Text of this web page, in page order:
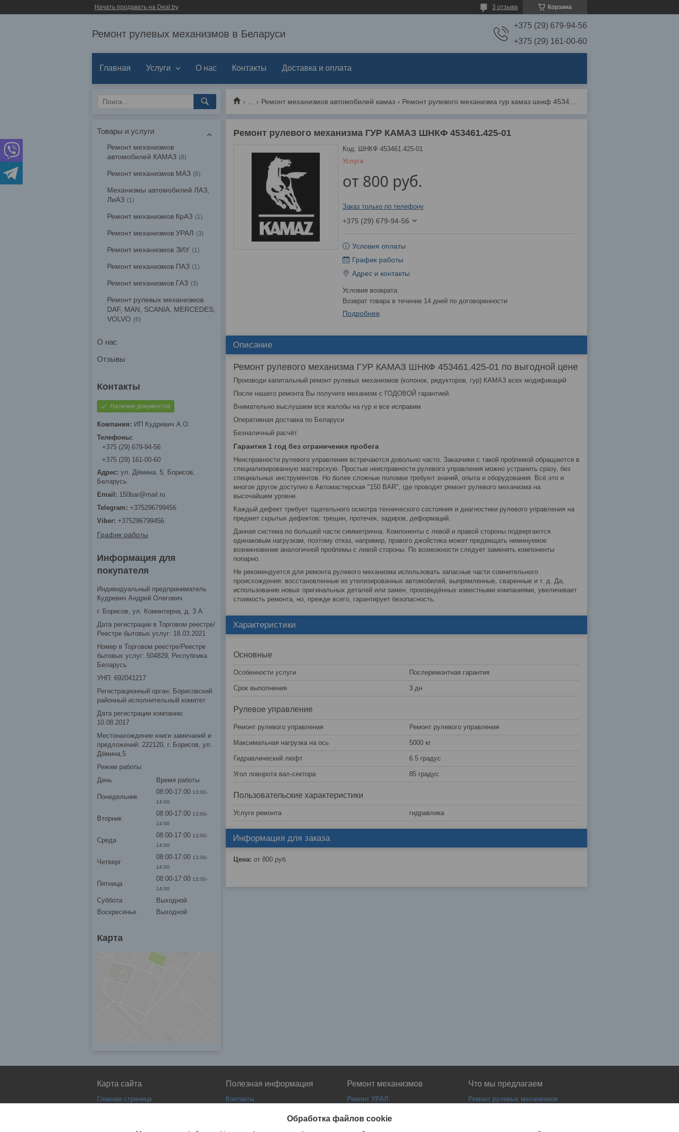
Начать продавать на Deal.by Корзина
3 отзыва
Ремонт рулевых механизмов в Беларуси
+375 (29) 679-94-56
+375 (29) 161-00-60
Главная Услуги О нас Контакты Доставка и оплата
Ремонт механизмов автомобилей камаз
Ремонт рулевого механизма ГУР КАМАЗ ШНКФ 453461.425-01
Услуга
Код: ШНКФ 453461.425-01
от 800 руб.
Заказ только по телефону
+375 (29) 679-94-56
Условия оплаты
График работы
Адрес и контакты
возврат товара в течение 14 дней по договоренности
Подробнее
Описание
Ремонт рулевого механизма ГУР КАМАЗ ШНКФ 453461.425-01 по выгодной цене
Производи капитальный ремонт рулевых механизмов (колонок, редукторов, гур) КАМАЗ всех модификаций
После нашего ремонта Вы получите механизм с ГОДОВОЙ гарантией.
Внимательно выслушаем все жалобы на гур и все исправим
Оперативная доставка по Беларуси
Безналичный расчёт
Гарантия 1 год без ограничения пробега
Неисправности рулевого управления встречаются довольно часто. Заказчики с такой проблемой обращаются в
специализированную мастерскую. Простые неисправности рулевого управления можно устранить сразу, без
специальных инструментов. Но более сложные поломки требуют знаний, опыта и оборудования. Всё это и
многое другое доступно в Автомастерская "150 BAR", где проводят ремонт рулевого механизма на
высочайшем уровне.
Каждый дефект требует тщательного осмотра технического состояния и диагностики рулевого управления на
предмет скрытых дефектов: трещин, протечек, задиров, деформаций.
Данная система по большей части симметрична. Компоненты с левой и правой стороны подвергаются
одинаковым нагрузкам, поэтому отказ, например, правого джойстика может предвещать неминуемое
возникновение аналогичной проблемы с левой стороны. По возможности следует заменять компоненты
попарно.
Не рекомендуется для ремонта рулевого механизма использовать запасные части сомнительного
происхождения: восстановленные из утилизированных автомобилей, выпрямленные, сваренные и т. д. Да,
использование новых оригинальных деталей или замен, произведённых известными компаниями, увеличивает
стоимость ремонта, но, прежде всего, гарантирует безопасность.
Характеристики
Основные
Особенности услуги Послеремонтная гарантия
Срок выполнения 3 дн
Рулевое управление
Ремонт рулевого управления Ремонт рулевого управления
Максимальная нагрузка на ось 5000 кг
Гидравлический люфт 6.5 градус
Угол поворота вал-сектора 85 градус
Пользовательские характеристики
Услуги ремонта гидравлика
Информация для заказа
Цена: от 800 руб.
Товары и услуги
Ремонт механизмов
автомобилей КАМАЗ
8
Ремонт механизмов МАЗ 6
Механизмы автомобилей ЛАЗ,
ЛиАЗ
1
Ремонт механизмов КрАЗ 1
Ремонт механизмов УРАЛ 3
Ремонт механизмов ЗИУ 1
Ремонт механизмов ПАЗ 1
Ремонт механизмов ГАЗ 3
Ремонт рулевых механизмов
DAF, MAN, SCANIA, MERCEDES,
VOLVO
6
О нас
Отзывы
Наличие документов
ИП Кудревич А.О.
+375 (29) 679-94-56
+375 (29) 161-00-60
ул. Дёмина, 5, Борисов,
Беларусь
150bar@mail.ru
+375296799456
+375296799456
График работы
Информация для
покупателя
Индивидуальный предприниматель
Кудревич Андрей Олегович
г. Борисов, ул. Коминтерна, д. 3 А
Дата регистрации в Торговом реестре/
Реестре бытовых услуг: 18.03.2021
Номер в Торговом реестре/Реестре
бытовых услуг: 504829, Республика
Беларусь
УНП: 692041217
Регистрационный орган: Борисовский
районный исполнительный комитет
Дата регистрации компании:
10.08.2017
Местонахождение книги замечаний и
предложений: 222120, г. Борисов, ул.
Дёмина,5
Режим работы:
День
Время работы
Понедельник
08:00-17:00 13:00-
14:00
Вторник
08:00-17:00 13:00-
14:00
Среда
08:00-17:00 13:00-
14:00
Четверг
08:00-17:00 13:00-
14:00
Пятница
08:00-17:00 13:00-
14:00
Суббота
Выходной
Воскресенье
Выходной
Карта
Карта сайта
Главная страница
Полезная информация
Контакты
Ремонт механизмов
Ремонт УРАЛ
Что мы предлагаем
Ремонт рулевых механизмов
MAN, SCANIA, MERCEDES,
Обработка файлов cookie